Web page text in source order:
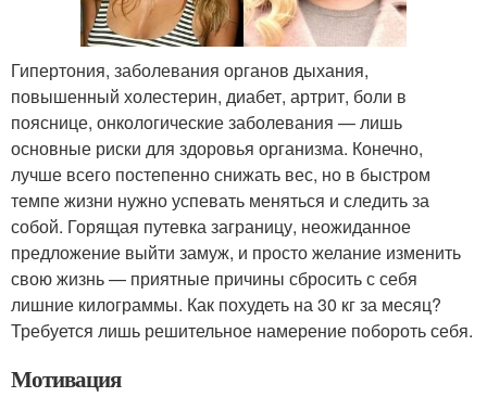
Гипертония, заболевания органов дыхания,
повышенный холестерин, диабет, артрит, боли в
пояснице, онкологические заболевания — лишь
основные риски для здоровья организма. Конечно,
лучше всего постепенно снижать вес, но в быстром
темпе жизни нужно успевать меняться и следить за
собой. Горящая путевка заграницу, неожиданное
предложение выйти замуж, и просто желание изменить
свою жизнь — приятные причины сбросить с себя
лишние килограммы. Как похудеть на 30 кг за месяц?
Требуется лишь решительное намерение побороть себя.
Мотивация